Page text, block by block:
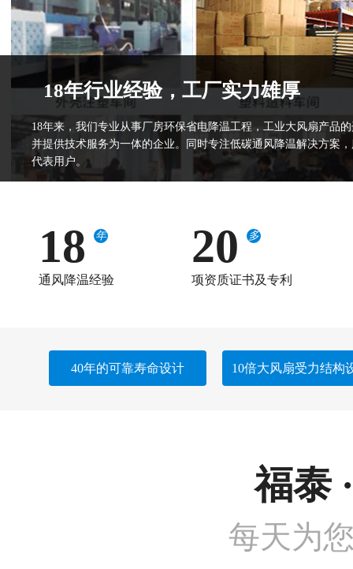
18年行业经验，工厂实力雄厚
18年来，我们专业从事厂房环保省电降温工程，工业大风扇产品
并提供技术服务为一体的企业。同时专注低碳通风降温解决方案
代表用户。
18 年
通风降温经验
20 多
项资质证书及专利
40年的可靠寿命设计 10倍大风扇受力结构
福泰
每天为